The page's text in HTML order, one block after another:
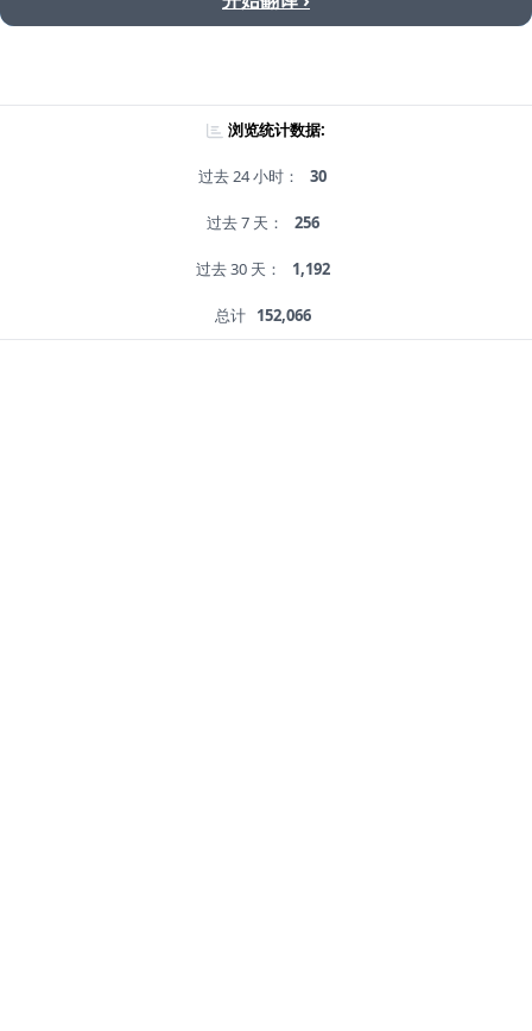
浏览统计数据:
过去 24 小时： 30
过去 7 天： 256
过去 30 天： 1,192
总计 152,066